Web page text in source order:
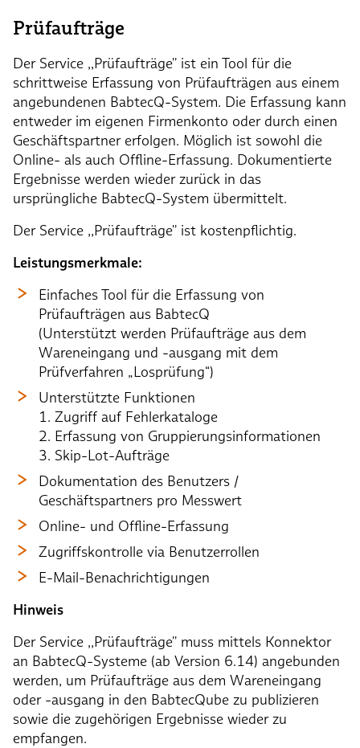
Prüfaufträge
Der Service ,,Prüfaufträge'' ist ein Tool für die
schrittweise Erfassung von Prüfaufträgen aus einem
angebundenen BabtecQ-System. Die Erfassung kann
entweder im eigenen Firmenkonto oder durch einen
Geschäftspartner erfolgen. Möglich ist sowohl die
Online- als auch Offline-Erfassung. Dokumentierte
Ergebnisse werden wieder zurück in das
ursprüngliche BabtecQ-System übermittelt.
Der Service ,,Prüfaufträge'' ist kostenpflichtig.
Leistungsmerkmale:
Einfaches Tool für die Erfassung von
Prüfaufträgen aus BabtecQ
(Unterstützt werden Prüfaufträge aus dem
Wareneingang und -ausgang mit dem
Prüfverfahren „Losprüfung“)
Unterstützte Funktionen
1. Zugriff auf Fehlerkataloge
2. Erfassung von Gruppierungsinformationen
3. Skip-Lot-Aufträge
Dokumentation des Benutzers /
Geschäftspartners pro Messwert
Online- und Offline-Erfassung
Zugriffskontrolle via Benutzerrollen
E-Mail-Benachrichtigungen
Hinweis
Der Service ,,Prüfaufträge'' muss mittels Konnektor
an BabtecQ-Systeme (ab Version 6.14) angebunden
werden, um Prüfaufträge aus dem Wareneingang
oder -ausgang in den BabtecQube zu publizieren
sowie die zugehörigen Ergebnisse wieder zu
empfangen.